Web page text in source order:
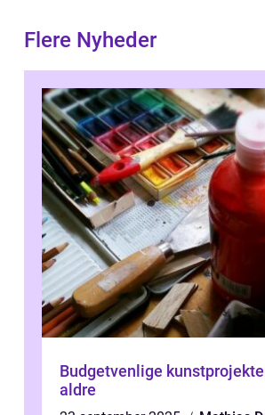
Flere Nyheder
Budgetvenlige
aldre